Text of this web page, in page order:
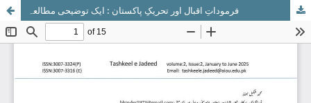
فرموداتِ اقبال اور تحریکِ پاکستان : ایک توضیحی مطالعہ